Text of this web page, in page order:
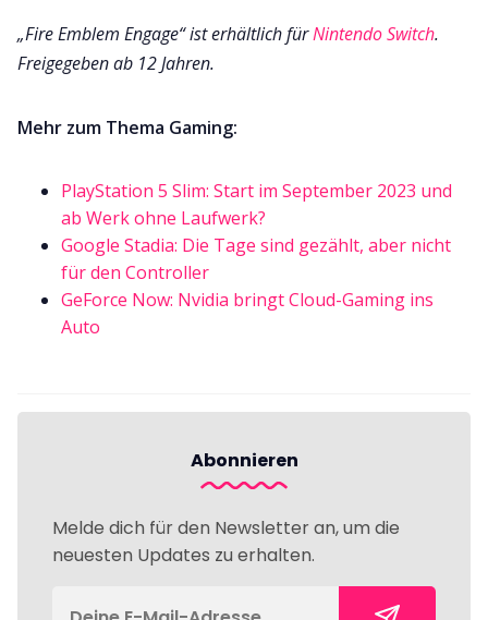
„Fire Emblem Engage“ ist erhältlich fürNintendo Switch.
Freigegeben ab 12 Jahren.
Mehr zum Thema Gaming:
PlayStation 5 Slim: Start im September 2023 und
ab Werk ohne Laufwerk?
Google Stadia: Die Tage sind gezählt, aber nicht
für den Controller
GeForce Now: Nvidia bringt Cloud-Gaming ins
Auto
Abonnieren
Melde dich für den Newsletter an, um die
neuesten Updates zu erhalten.